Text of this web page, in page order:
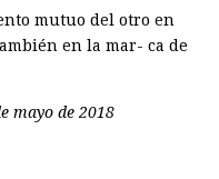
mutuo del otro en
en la mar- ca de
mayo de 2018